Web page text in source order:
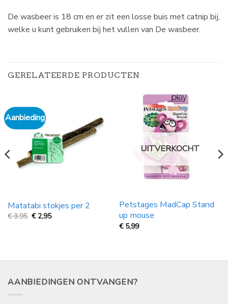
De wasbeer is 18 cm en er zit een losse buis met catnip bij,
welke u kunt gebruiken bij het vullen van De wasbeer.
GERELATEERDE PRODUCTEN
Aanbieding
Matatabi stokjes per 2
€3,95 Oorspronkelijke
prijs
€ 2,95Huidige
UITVERKOCHT
Petstages MadCap Stand
up mouse
€ 5,99
AANBIEDINGEN ONTVANGEN?